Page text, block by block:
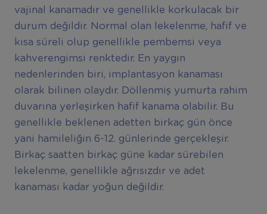
vajinal kanamadır ve genellikle korkulacak bir
durum değildir. Normal olan lekelenme, hafif ve
kısa süreli olup genellikle pembemsi veya
kahverengimsi renktedir. En yaygın
nedenlerinden biri, implantasyon kanaması
olarak bilinen olaydır. Döllenmiş yumurta rahim
duvarına yerleşirken hafif kanama olabilir. Bu
genellikle beklenen adetten birkaç gün önce
yani hamileliğin 6-12. günlerinde gerçekleşir.
Birkaç saatten birkaç güne kadar sürebilen
lekelenme, genellikle ağrısızdır ve adet
kanaması kadar yoğun değildir.